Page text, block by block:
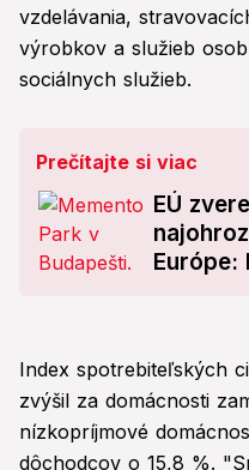
vzdelávania,
výrobkov a služieb
sociálnych služieb.
Prečítajte si viac
EÚ
Európe:
Index spotrebiteľských
zvýšil za domácnosti
nízkopríjmové
dôchodcov o 15,8 %.